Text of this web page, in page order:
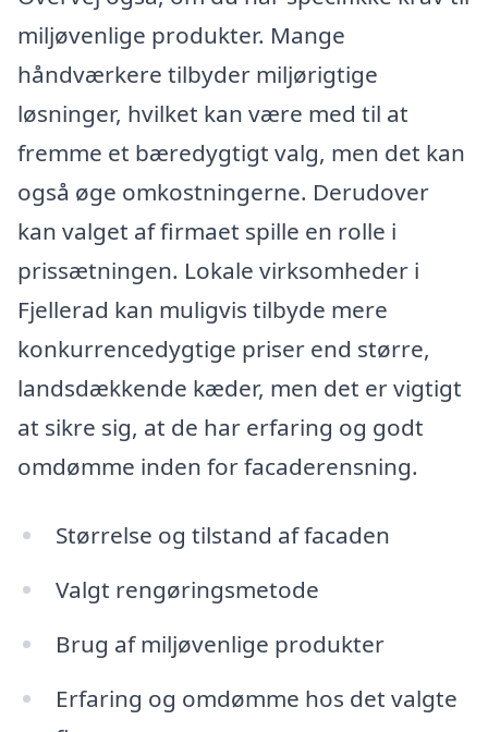
miljøvenlige produkter. Mange
håndværkere tilbyder miljørigtige
løsninger, hvilket kan være med til at
fremme et bæredygtigt valg, men det kan
også øge omkostningerne. Derudover
kan valget af firmaet spille en rolle i
prissætningen. Lokale virksomheder i
Fjellerad kan muligvis tilbyde mere
konkurrencedygtige priser end større,
landsdækkende kæder, men det er vigtigt
at sikre sig, at de har erfaring og godt
omdømme inden for facaderensning.
Størrelse og tilstand af facaden
Valgt rengøringsmetode
Brug af miljøvenlige produkter
Erfaring og omdømme hos det valgte